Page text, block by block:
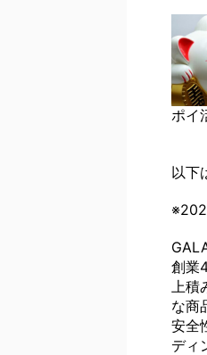
ポイ
以下
創業
上
な商
安全
ディ